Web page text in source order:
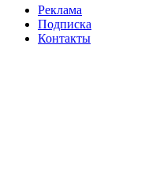
Реклама
Подписка
Контакты